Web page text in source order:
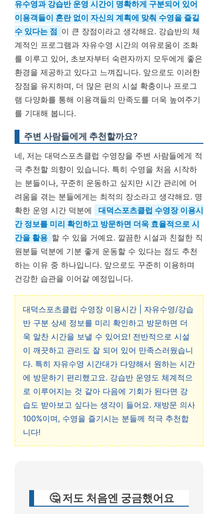
유수영과 강습반 운영 시간이 명확하게 구분되어 있어
이용객들이 혼란 없이 자신의 계획에 맞춰 수영을 즐길
수 있다는 점 이 큰 장점이라고 생각해요. 강습반의 체
계적인 프로그램과 자유수영 시간의 여유로움이 조화
를 이루고 있어, 초보자부터 숙련자까지 모두에게 좋은
환경을 제공하고 있다고 느껴집니다. 앞으로도 이러한
장점을 유지하며, 더 많은 편의 시설 확충이나 프로그
램 다양화를 통해 이용객들의 만족도를 더욱 높여주기
를 기대해 봅니다.
주변 사람들에게 추천할까요?
네, 저는 대덕스포츠클럽 수영장을 주변 사람들에게 적
극 추천할 의향이 있습니다. 특히 수영을 처음 시작하
는 분들이나, 꾸준히 운동하고 싶지만 시간 관리에 어
려움을 겪는 분들에게는 최적의 장소라고 생각해요. 명
확한 운영 시간 덕분에
대덕스포츠클럽 수영장 이용시
간 정보를 미리 확인하고 방문하면 더욱 효율적으로 시
간을 활용 할 수 있을 거예요. 깔끔한 시설과 친절한 직
원분들 덕분에 기분 좋게 운동할 수 있다는 점도 추천
하는 이유 중 하나입니다. 앞으로도 꾸준히 이용하며
건강한 습관을 이어갈 예정입니다.
대덕스포츠클럽 수영장 이용시간 | 자유수영/강습
반 구분 상세 정보를 미리 확인하고 방문하면 더
욱 알찬 시간을 보낼 수 있어요! 전반적으로 시설
이 깨끗하고 관리도 잘 되어 있어 만족스러웠습니
다. 특히 자유수영 시간대가 다양해서 원하는 시간
에 방문하기 편리했고요. 강습반 운영도 체계적으
로 이루어지는 것 같아 다음에 기회가 된다면 강
습도 받아보고 싶다는 생각이 들어요. 재방문 의사
100%이며, 수영을 즐기시는 분들께 적극 추천합
니다!
🤔 저도 처음엔 궁금했어요